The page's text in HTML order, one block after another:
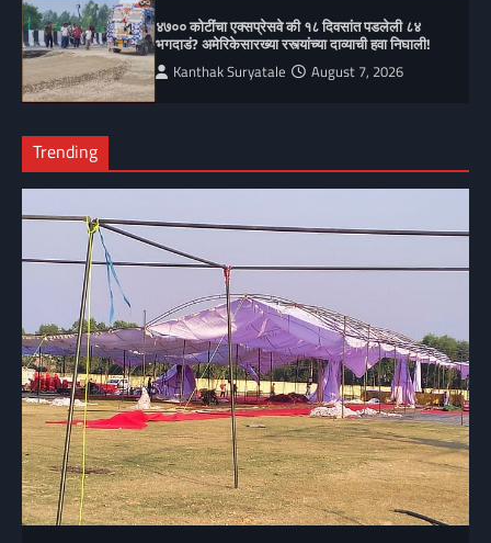
४७०० कोटींचा एक्सप्रेसवे की १८ दिवसांत पडलेली ८४
भगदाडं? अमेरिकेसारख्या रस्त्यांच्या दाव्याची हवा निघाली!
Kanthak Suryatale August 7, 2026
Trending